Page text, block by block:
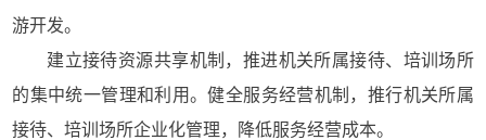
游开发。
建立接待资源共享机制，推进机关所属接待、培训场所
的集中统一管理和利用。健全服务经营机制，推行机关所属
接待、培训场所企业化管理，降低服务经营成本。